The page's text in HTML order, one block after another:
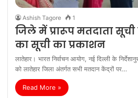
Ashish Tagore
जिले में प्रारूप मतदाता सूची
का सूची का प्रकाशन
लातेहार। भारत निर्वाचन आयोग, नई दिल्ली के
को लातेहार जिला अंतर्गत सभी मतदान केंद्रों पर…
Read More »